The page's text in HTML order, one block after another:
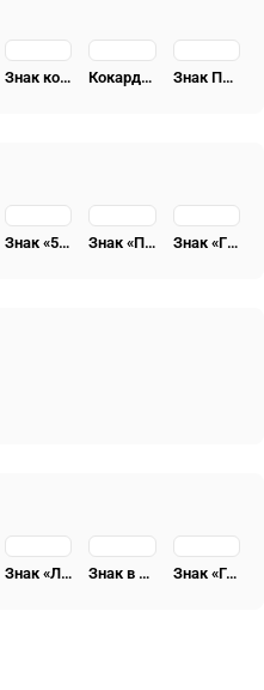
Знак командира стрелковых частей РККА Кокарда военнослужащего Знак Почетного Красного командующего Азербайджана
Знак «50 лет пребывания в КПСС» Знак «Почетный радист СССР» Знак «ГВФ. За налет 500 тыс. км»
Знак «Лауреат Государственной премии СССР» [тип 3] Знак в честь0-й годовщины Октября Знак «Герою Революционного движения 1917-1918 гг.» [тип 8]